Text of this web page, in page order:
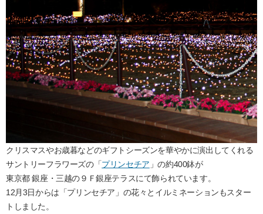
クリスマスやお歳暮などのギフトシーズンを華やかに演出してくれる
サントリーフラワーズの「プリンセチア 」の約400鉢が
東京都 銀座・三越の９Ｆ銀座テラスにて飾られています。
12月3日からは「プリンセチア」の花々とイルミネーションもスター
トしました。